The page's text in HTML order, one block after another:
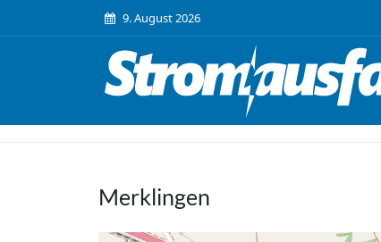
9. August 2026
Merklingen